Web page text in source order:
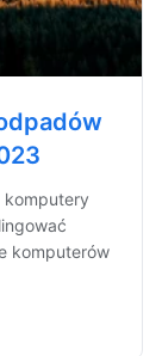
komputerów